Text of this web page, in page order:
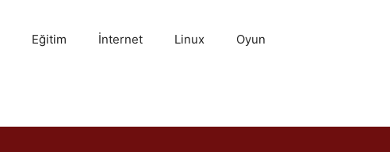
Eğitim İnternet Linux Oyun